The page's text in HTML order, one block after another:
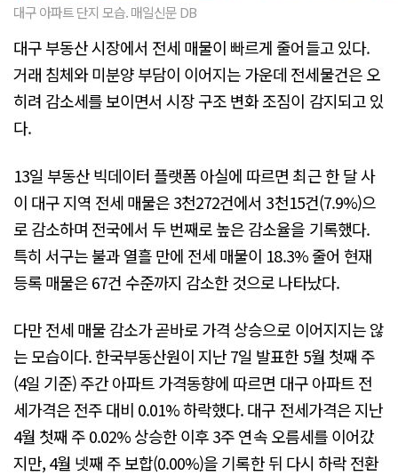
대구 아파트 단지 모습. 매일신문 DB
대구 부동산 시장에서 전세 매물이 빠르게 줄어들고 있다.
거래 침체와 미분양 부담이 이어지는 가운데 전세물건은 오
히려 감소세를 보이면서 시장 구조 변화 조짐이 감지되고 있
다.
13일 부동산 빅데이터 플랫폼 아실에 따르면 최근 한 달 사
이 대구 지역 전세 매물은 3천272건에서 3천15건(7.9%)으
로 감소하며 전국에서 두 번째로 높은 감소율을 기록했다.
특히 서구는 불과 열흘 만에 전세 매물이 18.3% 줄어 현재
등록 매물은 67건 수준까지 감소한 것으로 나타났다.
다만 전세 매물 감소가 곧바로 가격 상승으로 이어지지는 않
는 모습이다. 한국부동산원이 지난 7일 발표한 5월 첫째 주
(4일 기준) 주간 아파트 가격동향에 따르면 대구 아파트 전
세가격은 전주 대비 0.01% 하락했다. 대구 전세가격은 지난
4월 첫째 주 0.02% 상승한 이후 3주 연속 오름세를 이어갔
지만, 4월 넷째 주 보합(0.00%)을 기록한 뒤 다시 하락 전환